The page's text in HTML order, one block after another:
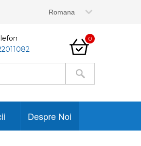
0
Despre Noi